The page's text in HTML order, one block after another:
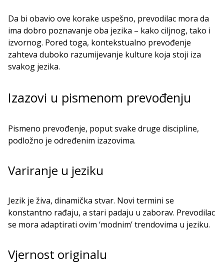
Da bi obavio ove korake uspešno, prevodilac mora da
ima dobro poznavanje oba jezika – kako ciljnog, tako i
izvornog. Pored toga, kontekstualno prevođenje
zahteva duboko razumijevanje kulture koja stoji iza
svakog jezika.
Izazovi u pismenom prevođenju
Pismeno prevođenje, poput svake druge discipline,
podložno je određenim izazovima.
Variranje u jeziku
Jezik je živa, dinamička stvar. Novi termini se
konstantno rađaju, a stari padaju u zaborav. Prevodilac
se mora adaptirati ovim ‘modnim’ trendovima u jeziku.
Vjernost originalu